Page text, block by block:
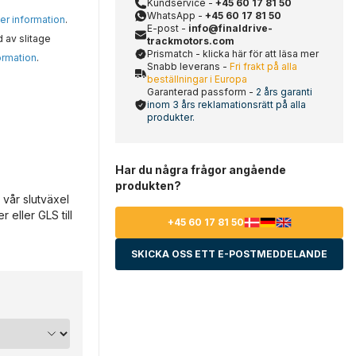
information.
av slitage
.
slutväxel
eller GLS till
Kundservice - +45 60 17 81 50
WhatsApp - +45 60 17 81 50
E-post - info@finaldrive-
trackmotors.com
Prismatch - klicka här för att läsa mer
Snabb leverans - Fri frakt på alla
beställningar i Europa
Garanterad passform - 2 års garanti
inom 3 års reklamationsrätt på alla
produkter.
Har du några frågor angående
produkten?
+45 60 17 81 50
SKICKA OSS ETT E-POSTMEDDELANDE